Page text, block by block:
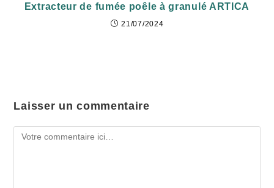
Extracteur de fumée poêle à granulé ARTICA
21/07/2024
Laisser un commentaire